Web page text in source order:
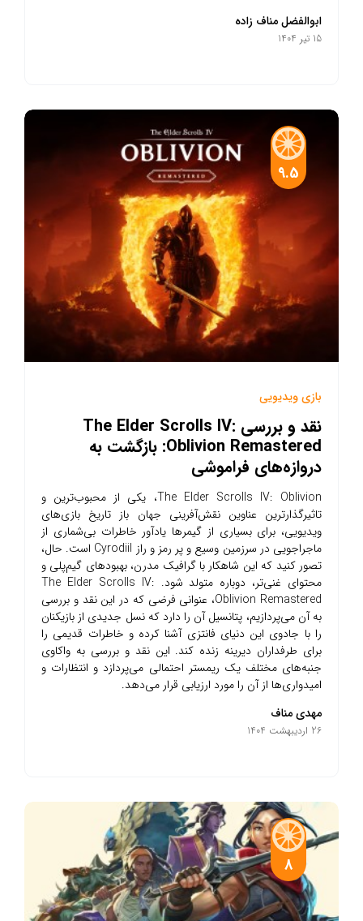
ابوالفضل مناف زاده
15 تیر 1404
9.5
بازی ویدیویی
نقد و بررسی The Elder Scrolls IV:
Oblivion Remastered: بازگشت به
دروازه‌های فراموشی
The Elder Scrolls IV: Oblivion، یکی از محبوب‌ترین و
تاثیرگذارترین عناوین نقش‌آفرینی جهان باز تاریخ بازی‌های
ویدیویی، برای بسیاری از گیمرها یادآور خاطرات بی‌شماری از
ماجراجویی در سرزمین وسیع و پر رمز و راز Cyrodiil است. حال،
تصور کنید که این شاهکار با گرافیک مدرن، بهبودهای گیم‌پلی و
محتوای غنی‌تر، دوباره متولد شود. The Elder Scrolls IV:
Oblivion Remastered، عنوانی فرضی که در این نقد و بررسی
به آن می‌پردازیم، پتانسیل آن را دارد که نسل جدیدی از بازیکنان
را با جادوی این دنیای فانتزی آشنا کرده و خاطرات قدیمی را
برای طرفداران دیرینه زنده کند. این نقد و بررسی به واکاوی
جنبه‌های مختلف یک ریمستر احتمالی می‌پردازد و انتظارات و
امیدواری‌ها از آن را مورد ارزیابی قرار می‌دهد.
مهدی مناف
26 اردیبهشت 1404
8